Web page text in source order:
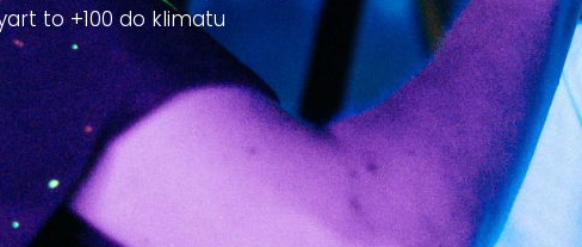
to +100 do klimatu